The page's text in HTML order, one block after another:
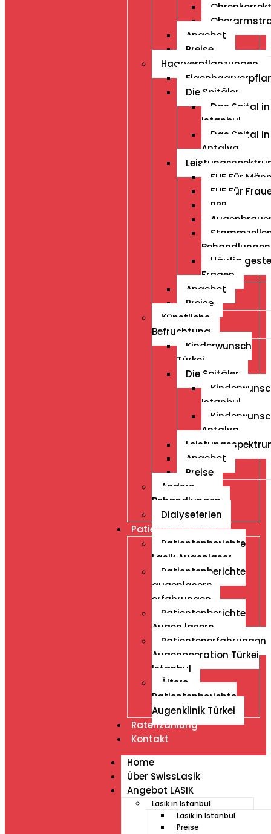
Angebot
Preise
Haarverpflanzungen
Die Spitäler
Das Spital in
Istanbul
Das Spital in
Antalya
FUE Für
FUE Für
PRP
Behandlungen
Häufig
Fragen
Angebot
Preise
Künstliche
Befruchtung
Kinderwunsch
Türkei
Die Spitäler
Istanbul
Antalya
Angebot
Preise
Andere
Behandlungen
Dialyseferien
Patientenberichte
Patientenberichte
Lasik Augenlaser
Patientenberichte
augenlasern
erfahrungen
Patientenberichte
Augen lasern
Patientenerfahrungen
Augenoperation Türkei
Istanbul
Ältere
Patientenberichte
Augenklinik Türkei
Ratenzahlung
Kontakt
Home
Über SwissLasik
Angebot LASIK
Lasik in Istanbul
Lasik in Istanbul
Preise